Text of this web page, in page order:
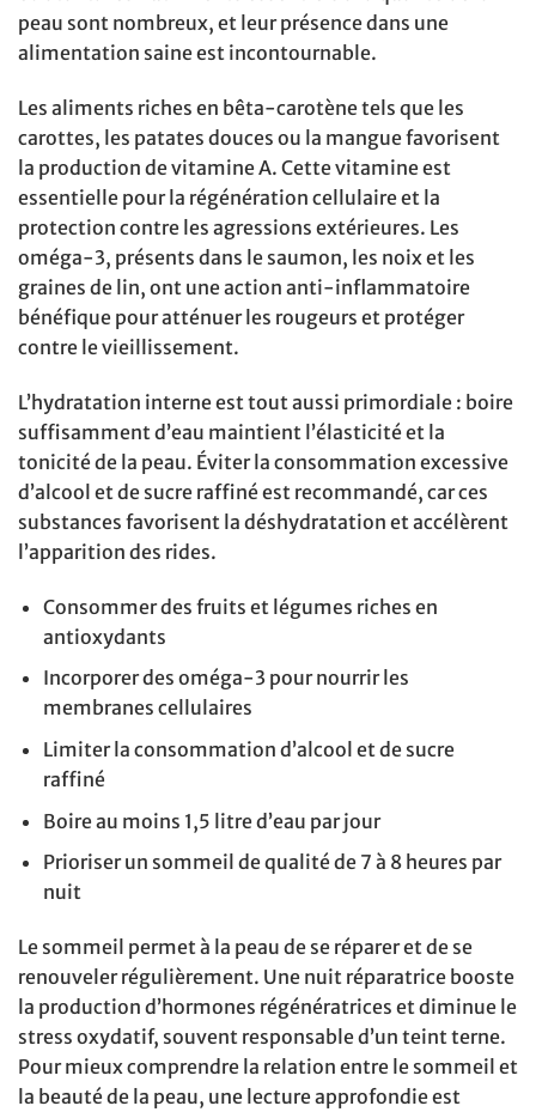
peau sont nombreux, et leur présence dans une
alimentation saine est incontournable.
Les aliments riches en bêta-carotène tels que les
carottes, les patates douces ou la mangue favorisent
la production de vitamine A. Cette vitamine est
essentielle pour la régénération cellulaire et la
protection contre les agressions extérieures. Les
oméga-3, présents dans le saumon, les noix et les
graines de lin, ont une action anti-inflammatoire
bénéfique pour atténuer les rougeurs et protéger
contre le vieillissement.
L’hydratation interne est tout aussi primordiale : boire
suffisamment d’eau maintient l’élasticité et la
tonicité de la peau. Éviter la consommation excessive
d’alcool et de sucre raffiné est recommandé, car ces
substances favorisent la déshydratation et accélèrent
l’apparition des rides.
Consommer des fruits et légumes riches en
antioxydants
Incorporer des oméga-3 pour nourrir les
membranes cellulaires
Limiter la consommation d’alcool et de sucre
raffiné
Boire au moins 1,5 litre d’eau par jour
Prioriser un sommeil de qualité de 7 à 8 heures par
nuit
Le sommeil permet à la peau de se réparer et de se
renouveler régulièrement. Une nuit réparatrice booste
la production d’hormones régénératrices et diminue le
stress oxydatif, souvent responsable d’un teint terne.
Pour mieux comprendre la relation entre le sommeil et
la beauté de la peau, une lecture approfondie est